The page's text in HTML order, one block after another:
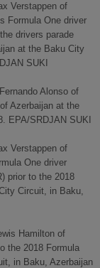
Verstappen of
Formula One driver
drivers parade
at the Baku City
SUKI
Alonso of
Azerbaijan at the
EPA/SRDJAN SUKI
Verstappen of
One driver
prior to the 2018
Circuit, in Baku,
Hamilton of
the 2018 Formula
in Baku, Azerbaijan